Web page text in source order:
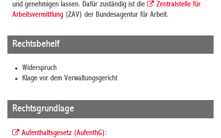
und genehmigen lassen. Dafür zuständig ist die
Zentralstelle für
Arbeitsvermittlung (ZAV) der Bundesagentur für Arbeit.
Rechtsbehelf
Widerspruch
Klage vor dem Verwaltungsgericht
Rechtsgrundlage
Aufenthaltsgesetz (AufenthG):